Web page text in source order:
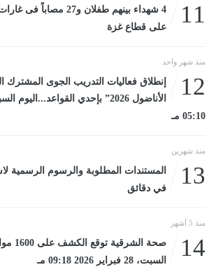
11
4 شهداء بينهم طفلان و27
على قطاع غزة
منذ شهر واحد
12
إنطلاق فعاليات التدريب الجوى
05:10 مـ
منذ شهرين
13
المستندات المطلوبة والرسوم الرسمية
في دقائق
منذ 5 أشهر
14
صحة
السبت، 28 فبراير 2026 09:18 مـ